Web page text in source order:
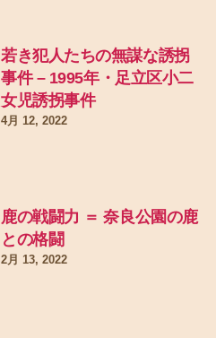
若き犯人たちの無謀な誘拐
事件 – 1995年・足立区小二
女児誘拐事件
4月 12, 2022
鹿の戦闘力 ＝ 奈良公園の鹿
との格闘
2月 13, 2022